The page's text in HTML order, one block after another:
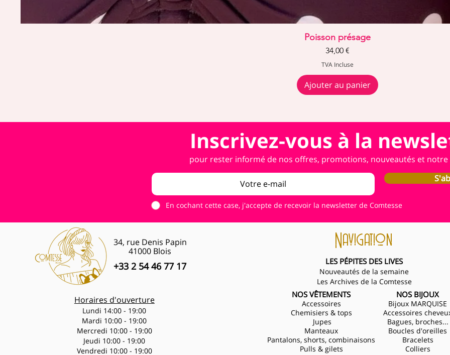
Aperçu rapide
Poisson présage
Prix
34,00 €
TVA Incluse
Ajouter au panier
Inscrivez-vous à la
pour rester informé de nos offres, promotions, nouveautés et notre
En cochant cette case, j'accepte de recevoir la newsletter de Comtesse
34, rue Denis Papin
41000 Blois
+33 2 54 46 77 17
Horaires d'ouverture
Lundi 14:00 - 19:00
Mardi 10:00 - 19:00
Mercredi 10:00 - 19:00
Jeudi 10:00 - 19:00
Vendredi 10:00 - 19:00
Navigation
LES PÉPITES DES LIVES
Nouveautés de la semaine
Les Archives de la Comtesse
NOS BIJOUX
Bijoux MARQUISE
Accessoires
Bagues, broches...
Boucles d'oreilles
Bracelets
Colliers
NOS VÊTEMENTS
Accessoires
Chemisiers & tops
Jupes
Manteaux
Pantalons, shorts, combinaisons
Pulls & gilets